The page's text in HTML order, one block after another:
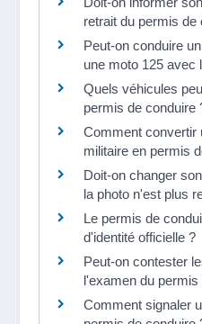
retrait du permis de
Peut-on conduire
une moto 125 avec
Quels véhicules
permis de conduire
Comment convertir
militaire en permis
Doit-on changer
la photo n'est plus
Le permis de
d'identité officielle ?
Peut-on contester
l'examen du permis
Comment signaler